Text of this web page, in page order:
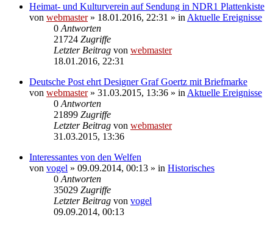
Heimat- und Kulturverein auf Sendung in NDR1 Plattenkiste
von webmaster» 18.01.2016, 22:31 » in Aktuelle Ereignisse
0 Antworten
21724 Zugriffe
Letzter Beitrag von webmaster
18.01.2016, 22:31
Deutsche Post ehrt Designer Graf Goertz mit Briefmarke
von webmaster» 31.03.2015, 13:36 » in Aktuelle Ereignisse
0 Antworten
21899 Zugriffe
Letzter Beitrag von webmaster
31.03.2015, 13:36
Interessantes von den Welfen
von vogel » 09.09.2014, 00:13 » in Historisches
0 Antworten
35029 Zugriffe
Letzter Beitrag von vogel
09.09.2014, 00:13